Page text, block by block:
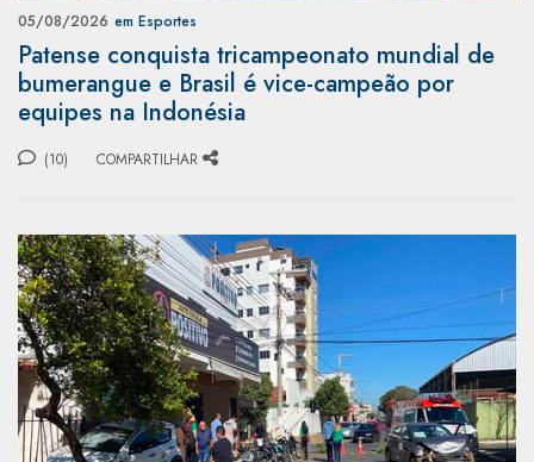
05/08/2026 em Esportes
Patense conquista tricampeonato mundial de
bumerangue e Brasil é vice-campeão por
equipes na Indonésia
(10) COMPARTILHAR